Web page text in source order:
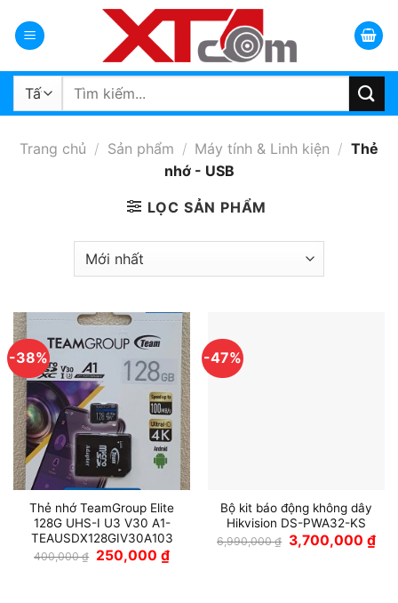
qua
dung
Tìm
Trang chủ / Sản phẩm / Máy tính & Linh kiện / Thẻ
nhớ - USB
LỌC SẢN PHẨM
-38%
Thẻ nhớ TeamGroup Elite
128G UHS-I U3 V30 A1-
TEAUSDX128GIV30A103
400,000₫ Giá
gốc
250,000 ₫Giá
hiện
-47%
Bộ kit báo động không dây
Hikvision DS-PWA32-KS
6,990,000₫ Giá
gốc
3,700,000 ₫Giá
hiện